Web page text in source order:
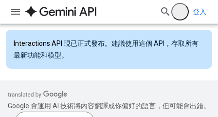
登入
Interactions API 現已正式發布。建議使用這個 API，存取所有
最新功能和模型。
Google 會運用 AI 技術將內容翻譯成你偏好的語言，但可能會出錯。